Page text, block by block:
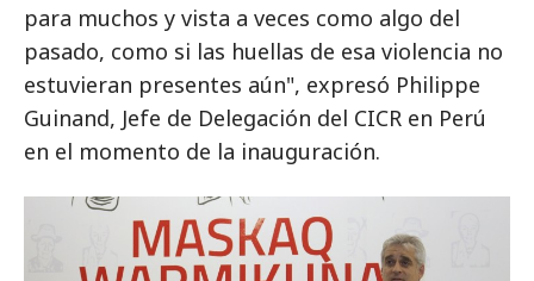
para muchos y vista a veces como algo del
pasado, como si las huellas de esa violencia no
estuvieran presentes aún", expresó Philippe
Guinand, Jefe de Delegación del CICR en Perú
en el momento de la inauguración.